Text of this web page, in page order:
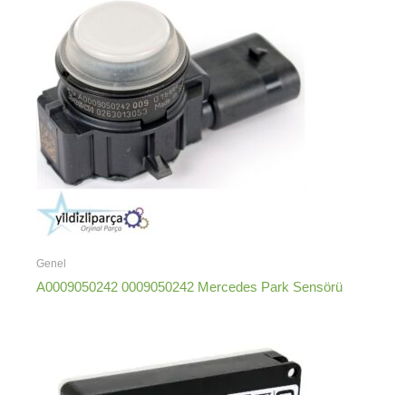
Genel
A0009050242 0009050242 Mercedes Park Sensörü